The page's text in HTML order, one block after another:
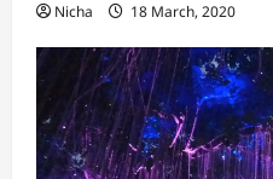
Nicha 18 March, 2020